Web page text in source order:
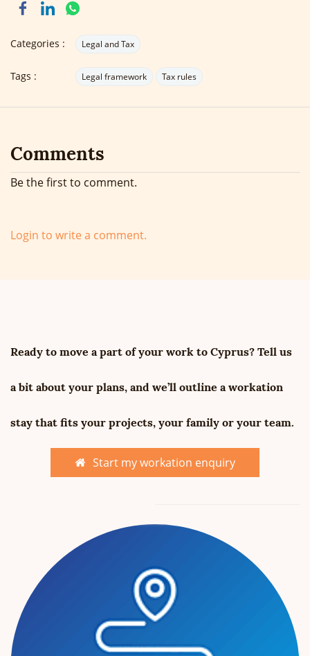
Categories : Legal and Tax
Tags : Legal framework Tax rules
Comments
Be the first to comment.
Login to write a comment.
Ready to move a part of your work to Cyprus? Tell us
a bit about your plans, and we’ll outline a workation
stay that fits your projects, your family or your team.
Start my workation enquiry